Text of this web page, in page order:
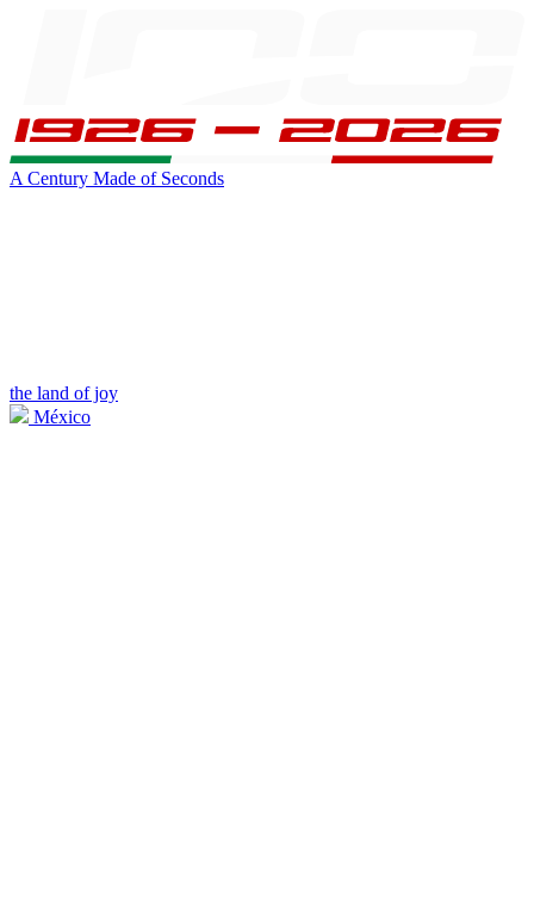
A Century Made of Seconds
the land of joy
México